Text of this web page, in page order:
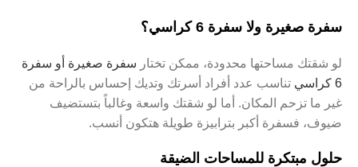
سفرة صغيرة ولا سفرة 6 كراسي؟
لو شقتك مساحتها محدودة، ممكن تختار سفرة صغيرة أو سفرة
6 كراسي
تناسب عدد أفراد أسرتك وتديك إحساس بالراحة من
غير ما تزحم المكان. أما لو شقتك واسعة وغالباً بتستضيف
ضيوف، فسفرة أكبر بترابيزة طويلة هتكون أنسب.
حلول مبتكرة للمساحات الضيقة